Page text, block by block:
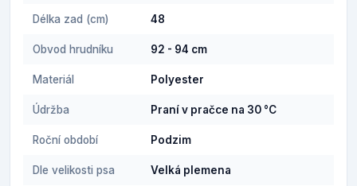
Délka zad (cm) 48
Obvod hrudníku 92 - 94 cm
Materiál Polyester
Údržba Praní v pračce na 30 °C
Roční období Podzim
Dle velikosti psa Velká plemena